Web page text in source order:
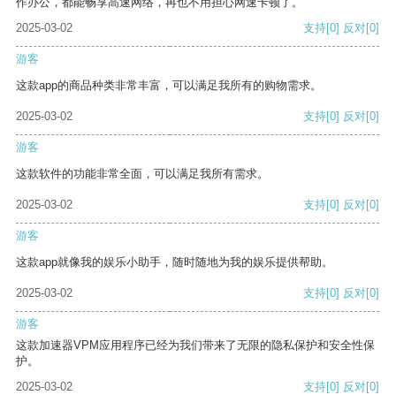
2025-03-02
支持[0] 反对[0]
游客
这款app的商品种类非常丰富，可以满足我所有的购物需求。
2025-03-02 支持[0] 反对[0]
游客
这款软件的功能非常全面，可以满足我所有需求。
2025-03-02 支持[0] 反对[0]
游客
这款app就像我的娱乐小助手，随时随地为我的娱乐提供帮助。
2025-03-02 支持[0] 反对[0]
游客
这款加速器VPM应用程序已经为我们带来了无限的隐私保护和安全性保
护。
2025-03-02
支持[0] 反对[0]